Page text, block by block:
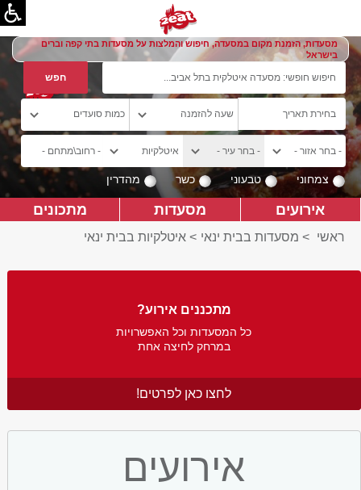
מסעדות, הזמנת מקום במסעדה, חיפוש והמלצות על מסעדות בתי קפה וברים
בישראל
צמחוני טבעוני כשר מהדרין
אירועים מסעדות מתכונים
ראשי > מסעדות בבית ינאי > איטלקיות בבית ינאי
מתכננים אירוע?
כל המסעדות וכל האפשרויות
במרחק לחיצה אחת
לחצו כאן לפרטים!
אירועים